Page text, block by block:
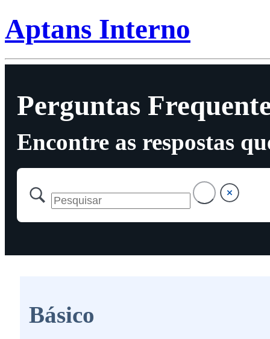
Aptans Interno
Perguntas
Encontre as respostas
Básico